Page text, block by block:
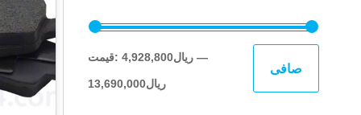
صافی
قيمت: 4,928,800ریال—
13,690,000ریال